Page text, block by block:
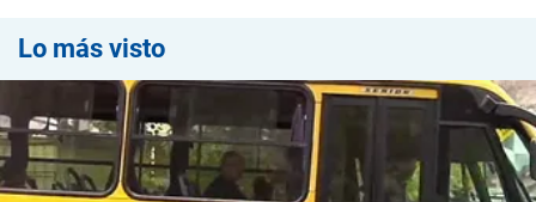
Lo más visto